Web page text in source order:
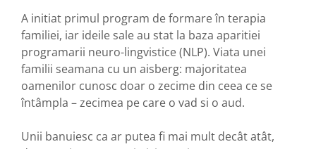
A initiat primul program de formare în terapia
familiei, iar ideile sale au stat la baza aparitiei
programarii neuro-lingvistice (NLP). Viata unei
familii seamana cu un aisberg: majoritatea
oamenilor cunosc doar o zecime din ceea ce se
întâmpla – zecimea pe care o vad si o aud.
Unii banuiesc ca ar putea fi mai mult decât atât,